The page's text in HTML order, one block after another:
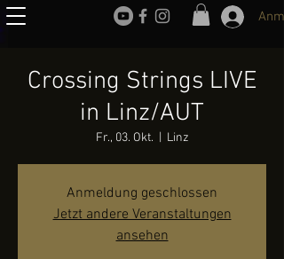
Crossing Strings LIVE
in Linz/AUT
Fr., 03. Okt. Linz
Anmeldung geschlossen
Jetzt andere Veranstaltungen
ansehen